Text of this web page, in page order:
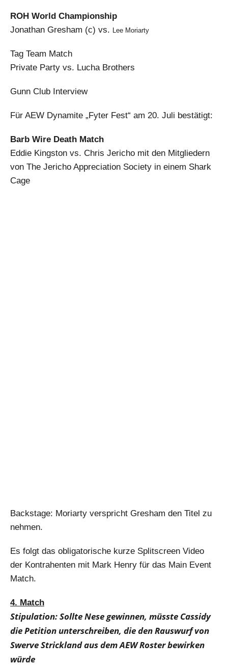
ROH World Championship
Jonathan Gresham (c) vs. Lee Moriarty
Tag Team Match
Private Party vs. Lucha Brothers
Gunn Club Interview
Für AEW Dynamite „Fyter Fest“ am 20. Juli bestätigt:
Barb Wire Death Match
Eddie Kingston vs. Chris Jericho mit den Mitgliedern
von The Jericho Appreciation Society in einem Shark
Cage
Backstage: Moriarty verspricht Gresham den Titel zu
nehmen.
Es folgt das obligatorische kurze Splitscreen Video
der Kontrahenten mit Mark Henry für das Main Event
Match.
4. Match
Stipulation: Sollte Nese gewinnen, müsste Cassidy
die Petition unterschreiben, die den Rauswurf von
Swerve Strickland aus dem AEW Roster bewirken
würde